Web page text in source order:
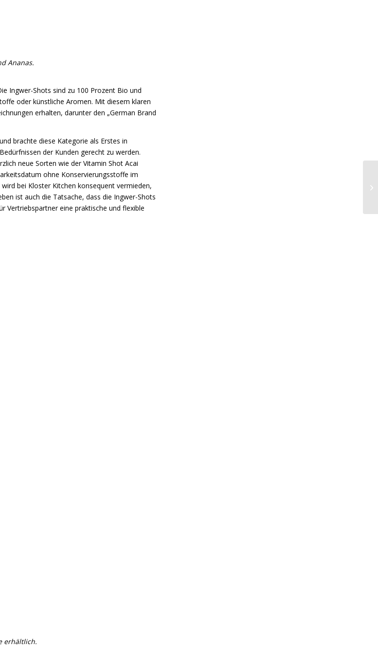
Ananas.
Ingwer-Shots sind zu 100 Prozent Bio und
oder künstliche Aromen. Mit diesem klaren
erhalten, darunter den „German Brand
brachte diese Kategorie als Erstes in
der Kunden gerecht zu werden.
neue Sorten wie der Vitamin Shot Acai
ohne Konservierungsstoffe im
bei Kloster Kitchen konsequent vermieden,
ist auch die Tatsache, dass die Ingwer-Shots
Vertriebspartner eine praktische und flexible
erhältlich.